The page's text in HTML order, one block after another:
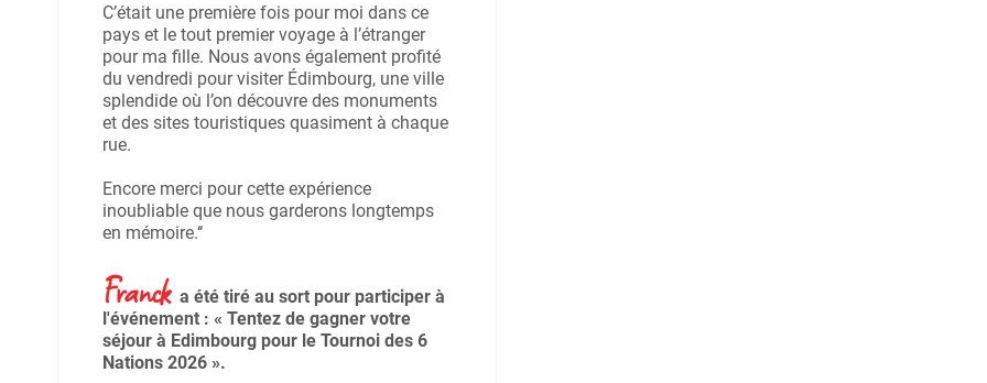
C’était une première fois pour moi dans ce
pays et le tout premier voyage à l’étranger
pour ma fille. Nous avons également profité
du vendredi pour visiter Édimbourg, une ville
splendide où l’on découvre des monuments
et des sites touristiques quasiment à chaque
rue.
Encore merci pour cette expérience
inoubliable que nous garderons longtemps
en mémoire.‘‘
Franck a été tiré au sort pour participer à
l'événement : « Tentez de gagner votre
séjour à Edimbourg pour le Tournoi des 6
Nations 2026 ».